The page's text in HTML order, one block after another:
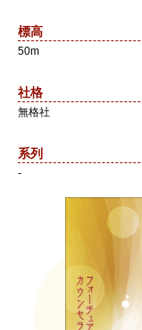
標高
50m
社格
無格社
系列
-